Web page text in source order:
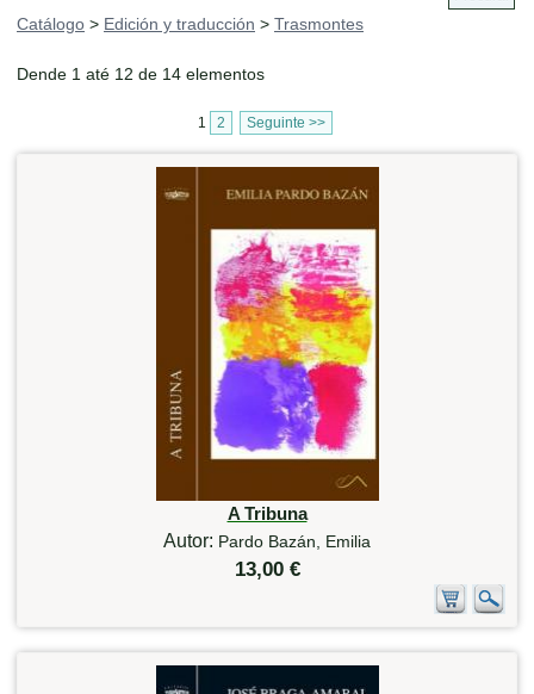
Catálogo > Edición y traducción > Trasmontes
Dende 1 até 12 de 14 elementos
1 2 Seguinte >>
A Tribuna
Autor: Pardo Bazán, Emilia
13,00 €